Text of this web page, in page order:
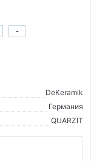
-
DeKeramik
Германия
QUARZIT